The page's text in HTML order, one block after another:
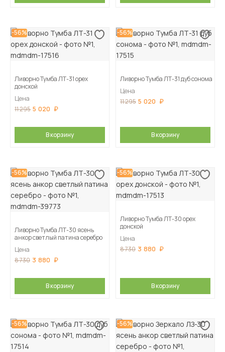
-56%
Ливорно Тумба ЛТ-31 орех
донской
Цена
11 295 5 020
В корзину
-56%
Ливорно Тумба ЛТ-31 дуб сонома
Цена
11 295 5 020
В корзину
-56%
Ливорно Тумба ЛТ-30 ясень
анкор светлый патина серебро
Цена
8 730 3 880
В корзину
-56%
Ливорно Тумба ЛТ-30 орех
донской
Цена
8 730 3 880
В корзину
-56% -56%